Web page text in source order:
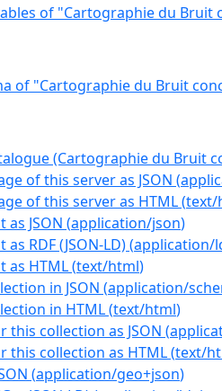
of "Cartographie du Bruit
of "Cartographie du Bruit
(Cartographie du Bruit
of this server as JSON (
of this server as HTML(text/
JSON (application/json)
RDF (JSON-LD)(application/
as HTML(text/html)
in JSON (application/
in HTML(text/html)
this collection as JSON (
this collection as HTML(text/
(application/geo+json)